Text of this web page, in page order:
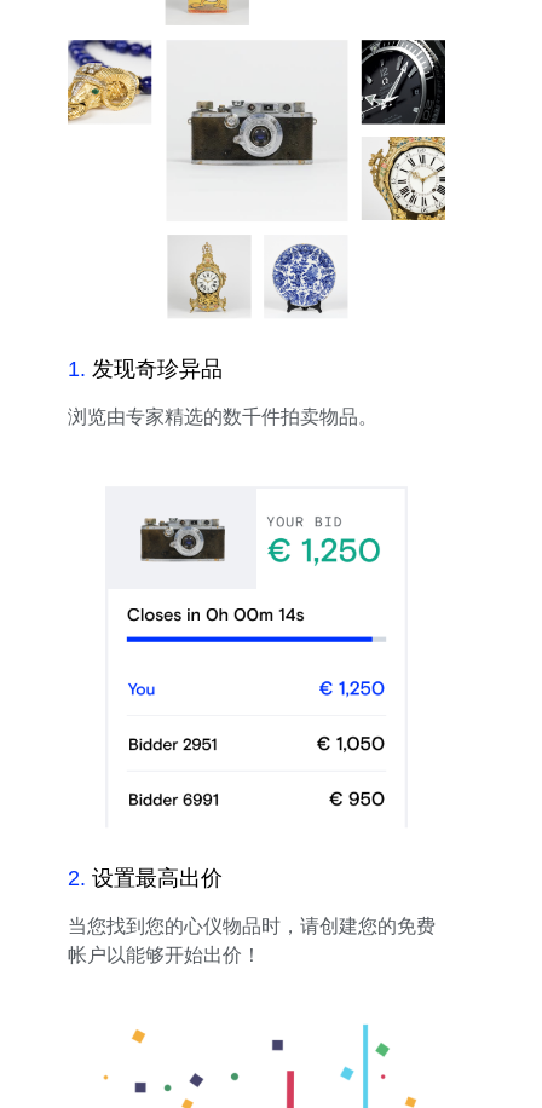
1. 发现奇珍异品
浏览由专家精选的数千件拍卖物品。
2. 设置最高出价
当您找到您的心仪物品时，请创建您的免费
帐户以能够开始出价！